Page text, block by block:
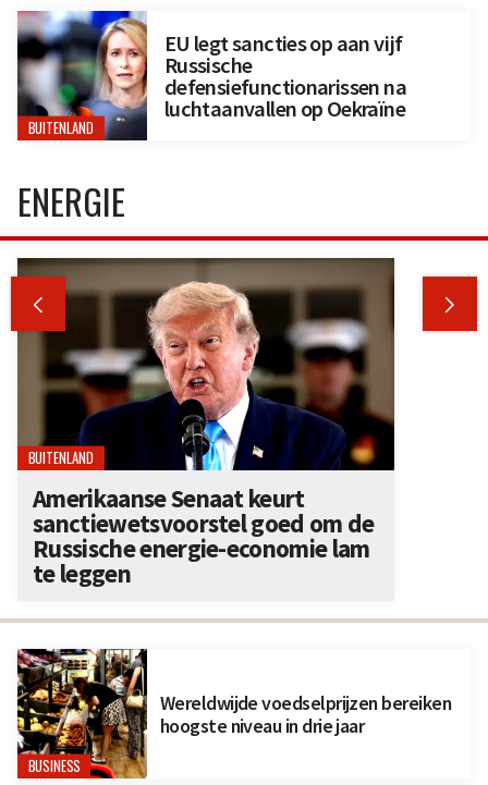
BUITENLAND
EU legt sancties op aan vijf
Russische
defensiefunctionarissen na
luchtaanvallen op Oekraïne
BUSINESS
Wereldwijde voedselprijzen bereiken
hoogste niveau in drie jaar
ENERGIE
 
BUITENLAND
Amerikaanse Senaat keurt
sanctiewetsvoorstel goed om de
Russische energie-economie lam
te leggen